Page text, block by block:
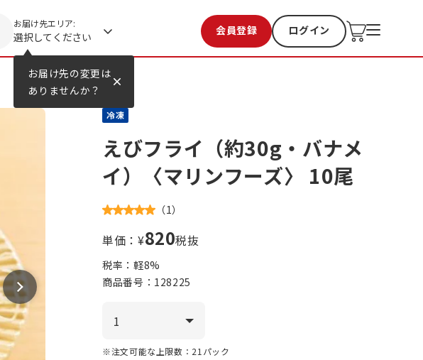
お届け先の変更は
ありませんか？
お届け先エリア:
選択してください 会員登録 ログイン
お気に入り 過去購入
冷凍
えびフライ（約30g・バナメ
イ）〈マリンフーズ〉 10尾
（1）
単価：¥820税抜
税率：軽8%
商品番号： 128225
※注文可能な上限数：21パック